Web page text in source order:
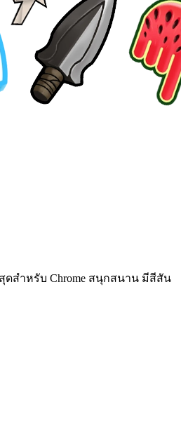
ดสำหรับ Chrome สนุกสนาน มีสีสัน